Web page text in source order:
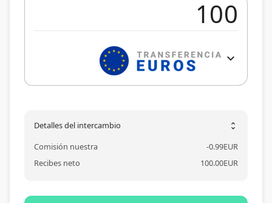
expand_more
Detalles del intercambio unfold_more
Comisión nuestra -0.99EUR
Recibes neto
100.00EUR